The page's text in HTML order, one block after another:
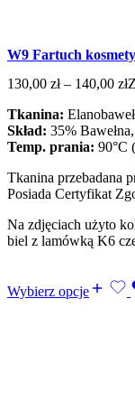
W9 Fartuch
130,00 zł – 140,00 zł
Tkanina:
Skład: 35%
Temp. prania: 90°C
Tkanina przebadana
Posiada Certyfikat
Na zdjęciach użyto
biel z lamówką K6
Wybierz opcje